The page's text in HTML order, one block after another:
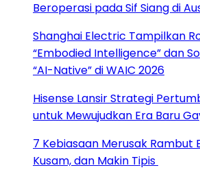
Beroperasi pada Sif Siang di
Shanghai Electric Tampilkan
“Embodied Intelligence” dan
“AI-Native” di WAIC 2026
Hisense Lansir Strategi
untuk Mewujudkan Era Baru
7 Kebiasaan Merusak Rambut
Kusam, dan Makin Tipis